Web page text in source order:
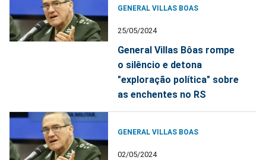
GENERAL VILLAS BOAS
25/05/2024
General Villas Bôas rompe
o silêncio e detona
"exploração política" sobre
as enchentes no RS
GENERAL VILLAS BOAS
02/05/2024